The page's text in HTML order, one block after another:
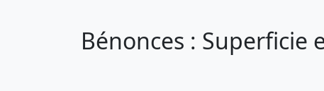
Bénonces : Superficie